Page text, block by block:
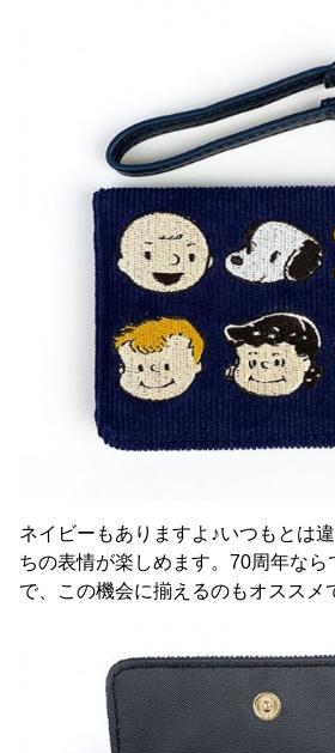
ネイビーもありますよ♪いつもとは
ちの表情が楽しめます。70周年な
で、この機会に揃えるのもオススメ